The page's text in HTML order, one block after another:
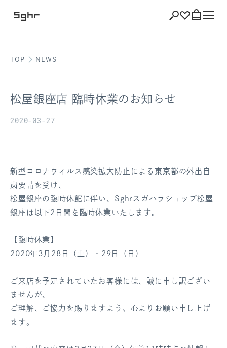
ショッピングバッグを見る
会員登録情報
お気に入り
TOP NEWS
松屋銀座店 臨時休業のお知らせ
2020-03-27
新型コロナウィルス感染拡大防止による東京都の外出自
粛要請を受け、
松屋銀座の臨時休館に伴い、Sghrスガハラショップ松屋
銀座は以下2日間を臨時休業いたします。
【臨時休業】
2020年3月28日（土）・29日（日）
ご来店を予定されていたお客様には、誠に申し訳ござい
ませんが、
ご理解、ご協力を賜りますよう、心よりお願い申し上げ
ます。